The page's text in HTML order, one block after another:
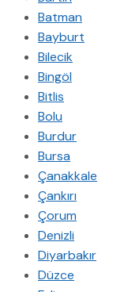
Batman
Bayburt
Bilecik
Bingöl
Bitlis
Bolu
Burdur
Bursa
Çanakkale
Çankırı
Çorum
Denizli
Diyarbakır
Düzce